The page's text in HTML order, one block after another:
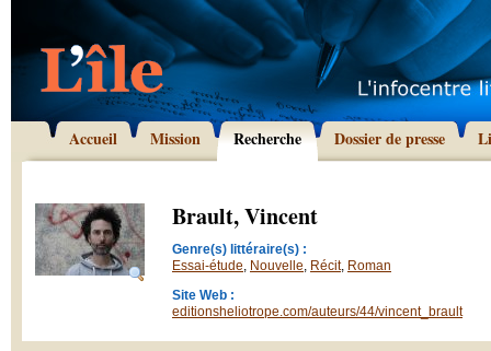
Accueil Mission Recherche Dossier de presse
Brault, Vincent
Genre(s) littéraire(s) :
Essai-étude, Nouvelle, Récit, Roman
Site Web :
editionsheliotrope.com/auteurs/44/vincent_brault